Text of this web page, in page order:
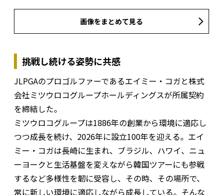
画像をまとめて見る
挑戦し続ける姿勢に共感
JLPGAのプロゴルファーであるエイミー・コガと株式
会社ミツウロコグループホールディングスが所属契約
を締結した。
ミツウロコグループは1886年の創業から環境に適応し
つつ成長を続け、2026年に設立100年を迎える。エイ
ミー・コガは長崎に生まれ、ブラジル、ハワイ、ニュ
ーヨークと生活基盤を変えながら韓国ツアーにも参戦
するなど多様性を韌に受容し、その時、その場所で、
常に新しい環境に適応しながら成長している。そんな